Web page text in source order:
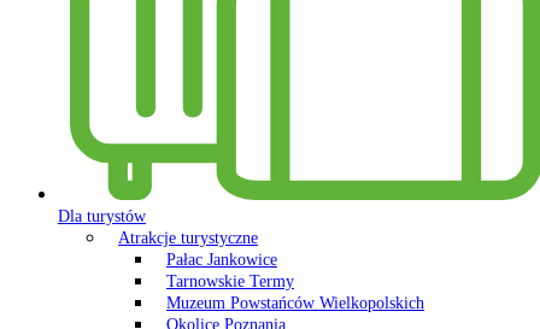
Dla turystów
Atrakcje turystyczne
Pałac Jankowice
Tarnowskie Termy
Muzeum Powstańców Wielkopolskich
Okolice Poznania